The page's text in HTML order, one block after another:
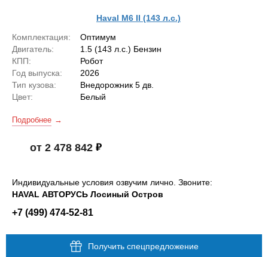
Haval M6 II (143 л.с.)
Комплектация:
Оптимум
Двигатель:
1.5 (143 л.с.) Бензин
КПП:
Робот
Год выпуска:
2026
Тип кузова:
Внедорожник 5 дв.
Цвет:
Белый
Подробнее
от 2 478 842
Индивидуальные условия озвучим лично. Звоните:
HAVAL АВТОРУСЬ Лосиный Остров
+7 (499) 474-52-81
Получить спецпредложение